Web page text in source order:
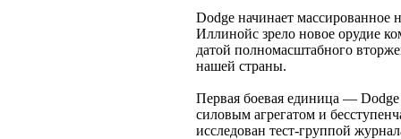
Dodge начинает массированное
Иллинойс зрело новое орудие
датой полномасштабного
нашей страны.
Первая боевая единица —
силовым агрегатом и
исследован тест-группой